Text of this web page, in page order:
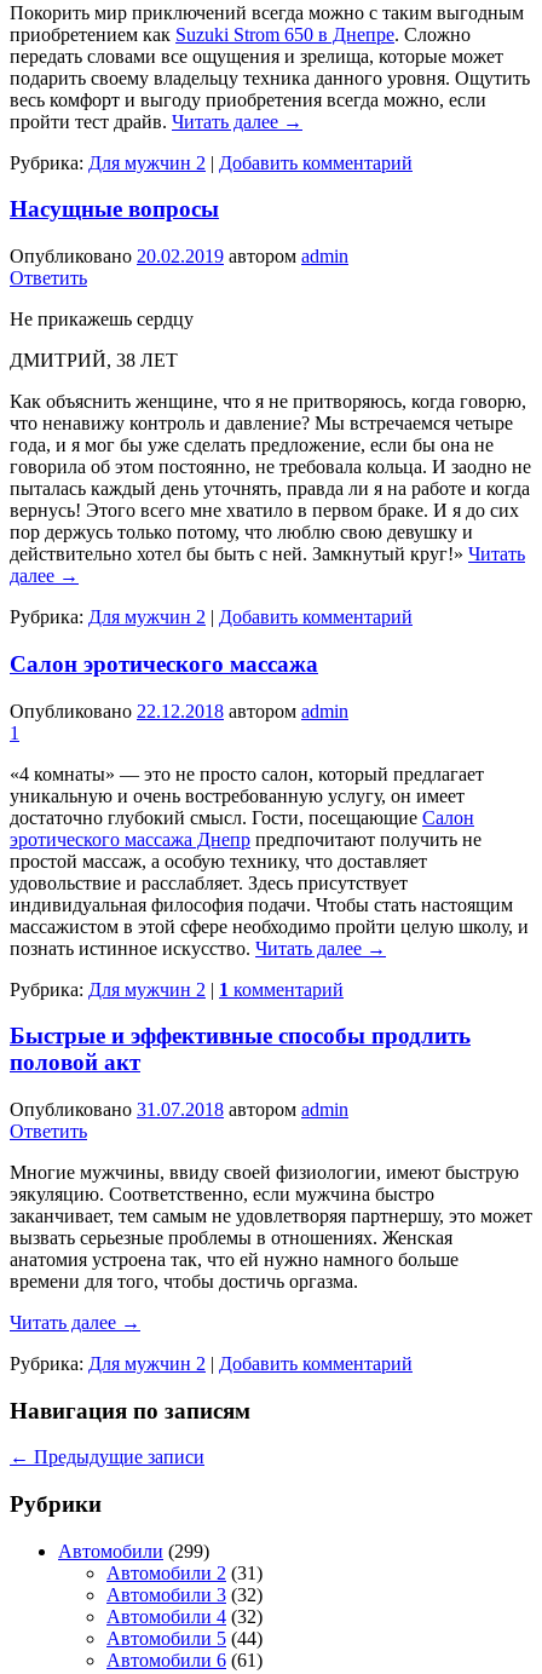
Покорить мир приключений всегда можно с таким выгодным
приобретением как Suzuki Strom 650 в Днепре. Сложно
передать словами все ощущения и зрелища, которые может
подарить своему владельцу техника данного уровня. Ощутить
весь комфорт и выгоду приобретения всегда можно, если
пройти тест драйв. Читать далее →
Рубрика: Для мужчин 2 | Добавить комментарий
Насущные вопросы
Опубликовано 20.02.2019 автором admin
Ответить
Не прикажешь сердцу
ДМИТРИЙ, 38 ЛЕТ
Как объяснить женщине, что я не при­творяюсь, когда говорю,
что ненавижу контроль и давление? Мы встреча­емся четыре
года, и я мог бы уже сделать предложение, если бы она не
говорила об этом постоянно, не требовала кольца. И заодно не
пы­талась каждый день уточнять, правда ли я на работе и когда
вернусь! Этого всего мне хватило в первом браке. И я до сих
пор держусь только потому, что люблю свою девушку и
действитель­но хотел бы быть с ней. Замкнутый круг!» Читать
далее →
Рубрика: Для мужчин 2 | Добавить комментарий
Салон эротического массажа
Опубликовано 22.12.2018 автором admin
1
«4 комнаты» — это не просто салон, который предлагает
уникальную и очень востребованную услугу, он имеет
достаточно глубокий смысл. Гости, посещающие Салон
эротического массажа Днепр предпочитают получить не
простой массаж, а особую технику, что доставляет
удовольствие и расслабляет. Здесь присутствует
индивидуальная философия подачи. Чтобы стать настоящим
массажистом в этой сфере необходимо пройти целую школу, и
познать истинное искусство. Читать далее →
Рубрика: Для мужчин 2 | 1 комментарий
Быстрые и эффективные способы продлить
половой акт
Опубликовано 31.07.2018 автором admin
Ответить
Многие мужчины, ввиду своей физиологии, имеют быструю
эякуляцию. Соответственно, если мужчина быстро
заканчивает, тем самым не удовлетворяя партнершу, это может
вызвать серьезные проблемы в отношениях. Женская
анатомия устроена так, что ей нужно намного больше
времени для того, чтобы достичь оргазма.
Читать далее →
Рубрика: Для мужчин 2 | Добавить комментарий
Навигация по записям
← Предыдущие записи
Рубрики
Автомобили (299)
Автомобили 2 (31)
Автомобили 3 (32)
Автомобили 4 (32)
Автомобили 5 (44)
Автомобили 6 (61)